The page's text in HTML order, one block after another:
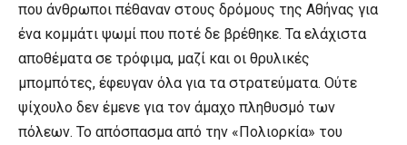
που άνθρωποι πέθαναν στους δρόμους της Αθήνας για
ένα κομμάτι ψωμί που ποτέ δε βρέθηκε. Τα ελάχιστα
αποθέματα σε τρόφιμα, μαζί και οι θρυλικές
μπομπότες, έφευγαν όλα για τα στρατεύματα. Ούτε
ψίχουλο δεν έμενε για τον άμαχο πληθυσμό των
πόλεων. Το απόσπασμα από την «Πολιορκία» του